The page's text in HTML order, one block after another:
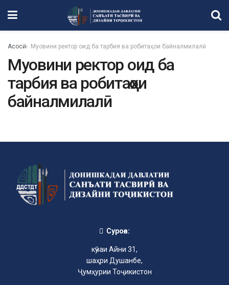
Асосӣ Муовини ректор оид ба тарбия ва робитаҳои байналмилалӣ
Муовини ректор оид ба
тарбия ва робитаҳои
байналмилалӣ
Суроға:
кӯчаи Айни 31,
шаҳри Душанбе,
Ҷумҳурии Тоҷикистон